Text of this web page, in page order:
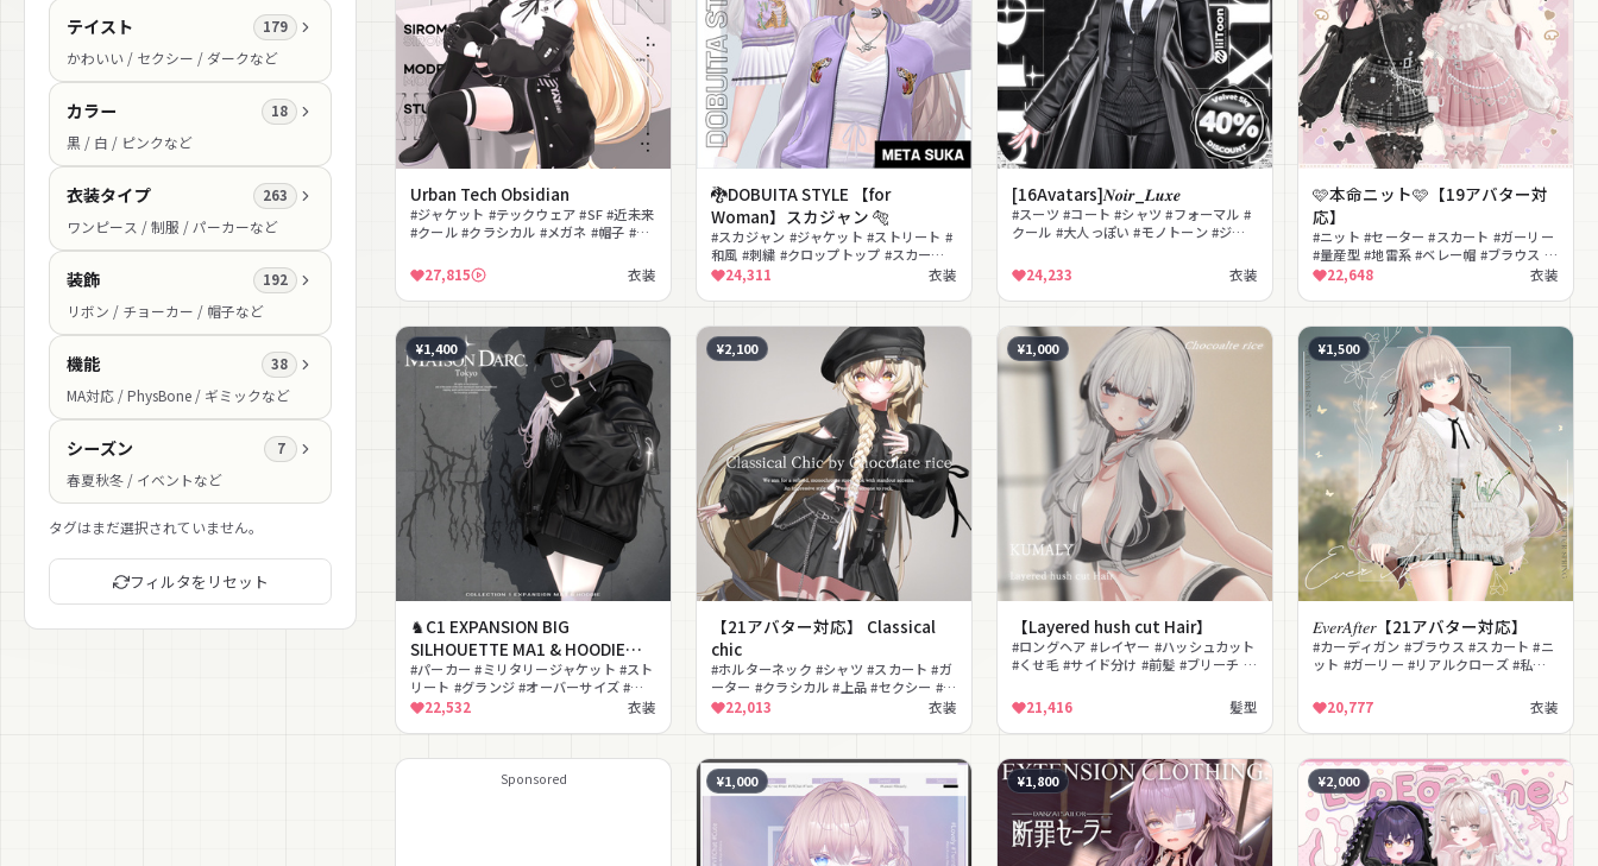
テイスト 179
かわいい / セクシー / ダークなど
カラー 18
黒 / 白 / ピンクなど
衣装タイプ 263
ワンピース / 制服 / パーカーなど
装飾 192
リボン / チョーカー / 帽子など
機能 38
MA対応 / PhysBone / ギミックなど
シーズン 7
春夏秋冬 / イベントなど
タグはまだ選択されていません。
フィルタをリセット
Urban Tech Obsidian
#ジャケット #テックウェア #SF #近未来
#クール #クラシカル #メガネ #帽子 #サ
27,815
衣装
🐉DOBUITA STYLE 【for
Woman】スカジャン 🐅
#スカジャン #ジャケット #ストリート #
和風 #刺繍 #クロップトップ #スカート #
カジュアル #無料 #横須賀
24,311 衣装
[16Avatars]𝑵𝒐𝒊𝒓_𝑳𝒖𝒙𝒆
#スーツ #コート #シャツ #フォーマル #
クール #大人っぽい #モノトーン #ジャ
24,233
衣装
🩷本命ニット🩷【19アバター対
応】
#ニット #セーター #スカート #ガーリー
#量産型 #地雷系 #ベレー帽 #ブラウス #
フレア #かわいい
22,648 衣装
¥1,400
♞C1 EXPANSION BIG
SILHOUETTE MA1 & HOODIE
SET♞
#パーカー #ミリタリージャケット #スト
リート #グランジ #オーバーサイズ #ク
ール #ダーク #重ね着 #メンズライク #フ
ード付き
22,532 衣装
¥2,100
【21アバター対応】 Classical
chic
#ホルターネック #シャツ #スカート #ガ
ーター #クラシカル #上品 #セクシー #き
れいめ #ベレー帽 #サスペンダー
22,013 衣装
¥1,000
【Layered hush cut Hair】
#ロングヘア #レイヤー #ハッシュカット
#くせ毛 #サイド分け #前髪 #ブリーチ #
21,416
髪型
¥1,500
𝐸𝑣𝑒𝑟𝐴𝑓𝑡𝑒𝑟【21アバター対応】
#カーディガン #ブラウス #スカート #ニ
ット #ガーリー #リアルクローズ #私服 #
20,777
衣装
Sponsored ¥1,000 ¥1,800 ¥2,000